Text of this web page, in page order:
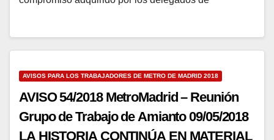
AVISOS PARA LOS TRABAJADORES DE METRO DE MADRID 2018
AVISO 54/2018 MetroMadrid – Reunión
Grupo de Trabajo de Amianto 09/05/2018
LA HISTORIA CONTINÚA EN MATERIAL